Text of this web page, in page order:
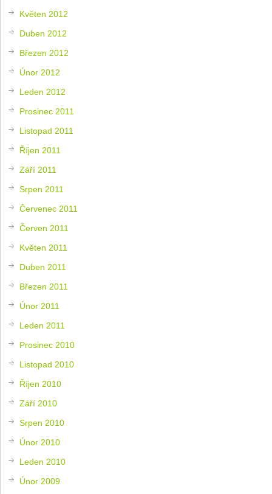
Květen 2012
Duben 2012
Březen 2012
Únor 2012
Leden 2012
Prosinec 2011
Listopad 2011
Říjen 2011
Září 2011
Srpen 2011
Červenec 2011
Červen 2011
Květen 2011
Duben 2011
Březen 2011
Únor 2011
Leden 2011
Prosinec 2010
Listopad 2010
Říjen 2010
Září 2010
Srpen 2010
Únor 2010
Leden 2010
Únor 2009